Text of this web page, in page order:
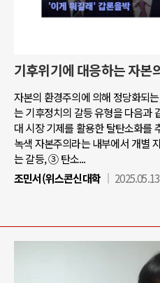
기후위기에 대응하는 자본
자본의 환경주의에 의해 정당화되
는 기후정치의 갈등 유형을 다음과
대 시장 기제를 활용한 탈탄소화
녹색 자본주의라는 내부에서 개별
는 갈등, ③ 탄소...
조민서(위스콘신대학